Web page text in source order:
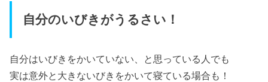
自分のいびきがうるさい！
自分はいびきをかいていない、と思っている人でも
実は意外と大きないびきをかいて寝ている場合も！